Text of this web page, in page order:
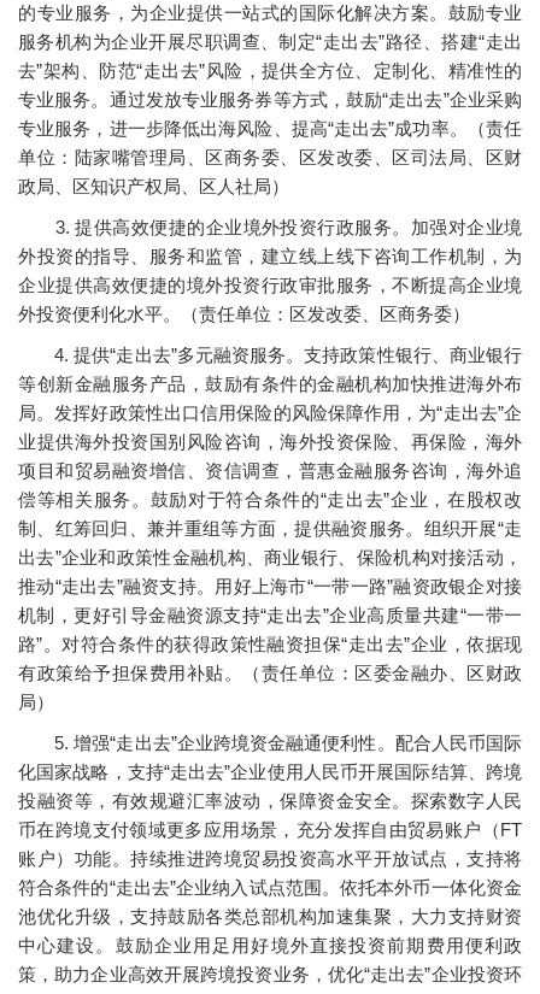
的专业服务，为企业提供一站式的国际化解决方案。鼓励专业
服务机构为企业开展尽职调查、制定“走出去”路径、搭建“走出
去”架构、防范“走出去”风险，提供全方位、定制化、精准性的
专业服务。通过发放专业服务券等方式，鼓励“走出去”企业采购
专业服务，进一步降低出海风险、提高“走出去”成功率。（责任
单位：陆家嘴管理局、区商务委、区发改委、区司法局、区财
政局、区知识产权局、区人社局）
3. 提供高效便捷的企业境外投资行政服务。加强对企业境
外投资的指导、服务和监管，建立线上线下咨询工作机制，为
企业提供高效便捷的境外投资行政审批服务，不断提高企业境
外投资便利化水平。（责任单位：区发改委、区商务委）
4. 提供“走出去”多元融资服务。支持政策性银行、商业银行
等创新金融服务产品，鼓励有条件的金融机构加快推进海外布
局。发挥好政策性出口信用保险的风险保障作用，为“走出去”企
业提供海外投资国别风险咨询，海外投资保险、再保险，海外
项目和贸易融资增信、资信调查，普惠金融服务咨询，海外追
偿等相关服务。鼓励对于符合条件的“走出去”企业，在股权改
制、红筹回归、兼并重组等方面，提供融资服务。组织开展“走
出去”企业和政策性金融机构、商业银行、保险机构对接活动，
推动“走出去”融资支持。用好上海市“一带一路”融资政银企对接
机制，更好引导金融资源支持“走出去”企业高质量共建“一带一
路”。对符合条件的获得政策性融资担保“走出去”企业，依据现
有政策给予担保费用补贴。（责任单位：区委金融办、区财政
局）
5. 增强“走出去”企业跨境资金融通便利性。配合人民币国际
化国家战略，支持“走出去”企业使用人民币开展国际结算、跨境
投融资等，有效规避汇率波动，保障资金安全。探索数字人民
币在跨境支付领域更多应用场景，充分发挥自由贸易账户（FT
账户）功能。持续推进跨境贸易投资高水平开放试点，支持将
符合条件的“走出去”企业纳入试点范围。依托本外币一体化资金
池优化升级，支持鼓励各类总部机构加速集聚，大力支持财资
中心建设。鼓励企业用足用好境外直接投资前期费用便利政
策，助力企业高效开展跨境投资业务，优化“走出去”企业投资环